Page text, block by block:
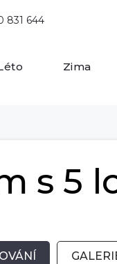
831 644
Zima
s 5